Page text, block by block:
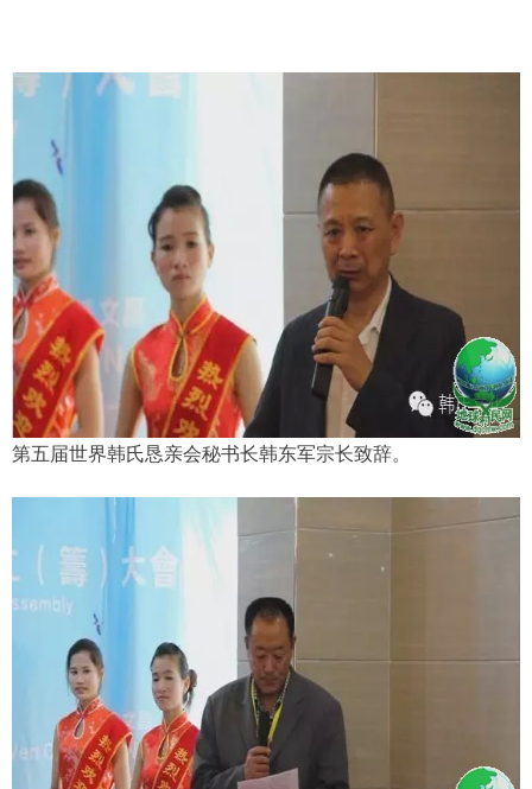
第五届世界韩氏恳亲会秘书长韩东军宗长致辞。